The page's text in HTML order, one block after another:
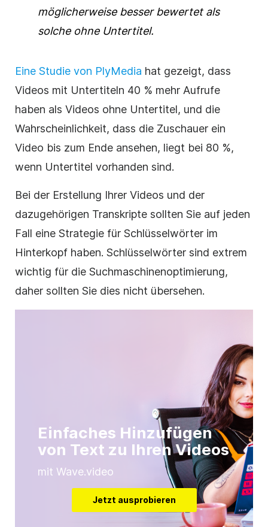
möglicherweise besser bewertet als
solche ohne Untertitel.
Eine Studie von PlyMedia hat gezeigt, dass
Videos mit Untertiteln 40 % mehr Aufrufe
haben als Videos ohne Untertitel, und die
Wahrscheinlichkeit, dass die Zuschauer ein
Video bis zum Ende ansehen, liegt bei 80 %,
wenn Untertitel vorhanden sind.
Bei der Erstellung Ihrer Videos und der
dazugehörigen Transkripte sollten Sie auf jeden
Fall eine Strategie für Schlüsselwörter im
Hinterkopf haben. Schlüsselwörter sind extrem
wichtig für die Suchmaschinenoptimierung,
daher sollten Sie dies nicht übersehen.
Einfaches Hinzufügen
von Text zu Ihren Videos
mit Wave.video
Jetzt ausprobieren